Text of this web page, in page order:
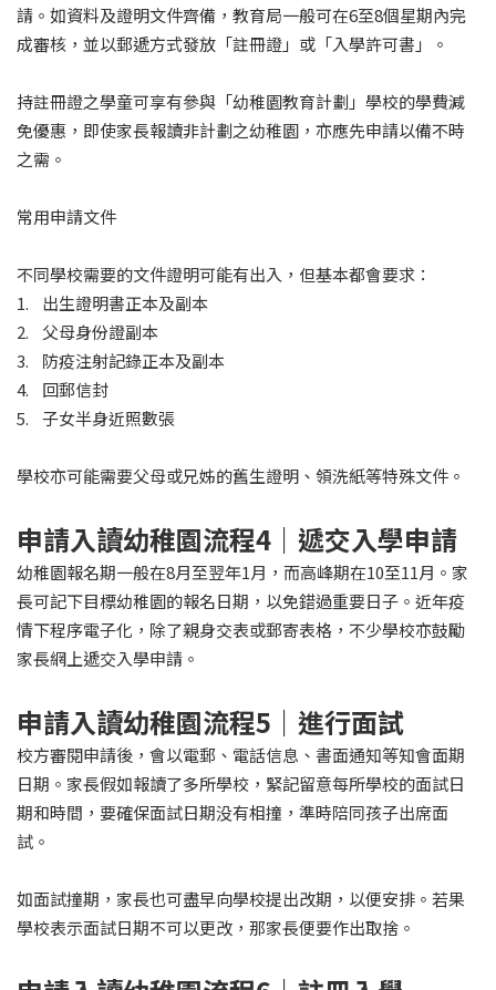
請。如資料及證明文件齊備，教育局一般可在6至8個星期內完
成審核，並以郵遞方式發放「註冊證」或「入學許可書」。
持註冊證之學童可享有參與「幼稚園教育計劃」學校的學費減
免優惠，即使家長報讀非計劃之幼稚園，亦應先申請以備不時
之需。
常用申請文件
不同學校需要的文件證明可能有出入，但基本都會要求：
1. 出生證明書正本及副本
2. 父母身份證副本
3. 防疫注射記錄正本及副本
4. 回郵信封
5. 子女半身近照數張
學校亦可能需要父母或兄姊的舊生證明、領洗紙等特殊文件。
申請入讀幼稚園流程4｜遞交入學申請
幼稚園報名期一般在8月至翌年1月，而高峰期在10至11月。家
長可記下目標幼稚園的報名日期，以免錯過重要日子。近年疫
情下程序電子化，除了親身交表或郵寄表格，不少學校亦鼓勵
家長網上遞交入學申請。
申請入讀幼稚園流程5｜進行面試
校方審閱申請後，會以電郵、電話信息、書面通知等知會面期
日期。家長假如報讀了多所學校，緊記留意每所學校的面試日
期和時間，要確保面試日期没有相撞，準時陪同孩子出席面
試。
如面試撞期，家長也可盡早向學校提出改期，以便安排。若果
學校表示面試日期不可以更改，那家長便要作出取捨。